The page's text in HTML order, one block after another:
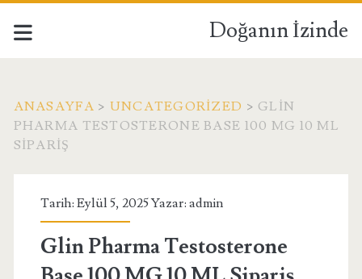
Doğanın İzinde
ANASAYFA > UNCATEGORIZED > GLIN
PHARMA TESTOSTERONE BASE 100 MG 10 ML
SIPARIŞ
Tarih: Eylül 5, 2025 Yazar: admin
Glin Pharma Testosterone